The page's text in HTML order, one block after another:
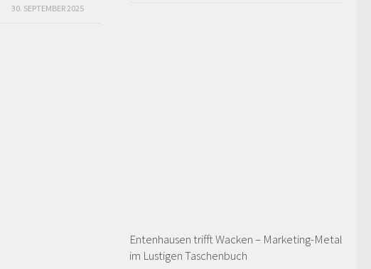
Entenhausen trifft Wacken – Marketing-Metal
im Lustigen Taschenbuch
30. SEPTEMBER 2025